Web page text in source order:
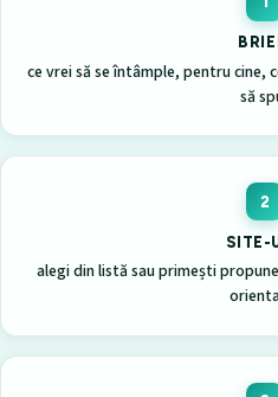
ce vrei să se întâmple, pentru cine,
să
SITE-
alegi din listă sau primești